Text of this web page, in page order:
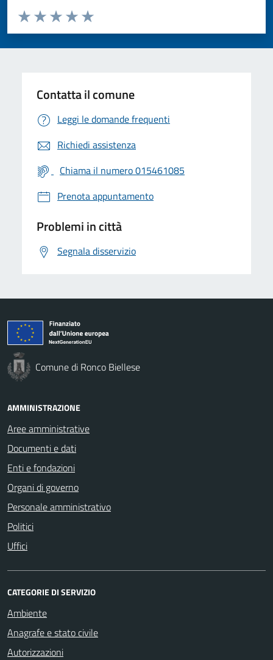
Valuta da 1 a 5 stelle la pagina
Valuta 5 stelle su 5
Valuta 4 stelle su 5
Valuta 3 stelle su 5
Valuta 2 stelle su 5
Valuta 1 stelle su 5
Contatta il comune
Leggi le domande frequenti
Richiedi assistenza
Chiama il numero 015461085
Prenota appuntamento
Problemi in città
Segnala disservizio
Comune di Ronco Biellese
AMMINISTRAZIONE
Aree amministrative
Documenti e dati
Enti e fondazioni
Organi di governo
Personale amministrativo
Politici
Uffici
CATEGORIE DI SERVIZIO
Ambiente
Anagrafe e stato civile
Autorizzazioni